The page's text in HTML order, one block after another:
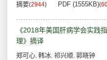
摘要(2944) PDF (1555KB)(
《2018年美国肝病学会实践
理》摘译
郑可心, 韩冰, 祁兴顺, 郭晓钟